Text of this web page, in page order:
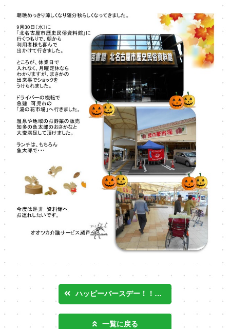
ハッピーバースデー！！ in すまいるハッピー上志段味・わくわくオオツカ
一覧に戻る